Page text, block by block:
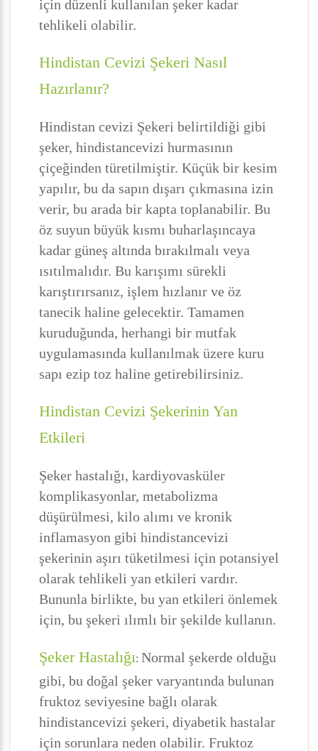
için düzenli kullanılan şeker kadar
tehlikeli olabilir.
Hindistan Cevizi Şekeri Nasıl
Hazırlanır?
Hindistan cevizi Şekeri belirtildiği gibi
şeker, hindistancevizi hurmasının
çiçeğinden türetilmiştir. Küçük bir kesim
yapılır, bu da sapın dışarı çıkmasına izin
verir, bu arada bir kapta toplanabilir. Bu
öz suyun büyük kısmı buharlaşıncaya
kadar güneş altında bırakılmalı veya
ısıtılmalıdır. Bu karışımı sürekli
karıştırırsanız, işlem hızlanır ve öz
tanecik haline gelecektir. Tamamen
kuruduğunda, herhangi bir mutfak
uygulamasında kullanılmak üzere kuru
sapı ezip toz haline getirebilirsiniz.
Hindistan Cevizi Şekerinin Yan
Etkileri
Şeker hastalığı, kardiyovasküler
komplikasyonlar, metabolizma
düşürülmesi, kilo alımı ve kronik
inflamasyon gibi hindistancevizi
şekerinin aşırı tüketilmesi için potansiyel
olarak tehlikeli yan etkileri vardır.
Bununla birlikte, bu yan etkileri önlemek
için, bu şekeri ılımlı bir şekilde kullanın.
Şeker Hastalığı: Normal şekerde olduğu
gibi, bu doğal şeker varyantında bulunan
fruktoz seviyesine bağlı olarak
hindistancevizi şekeri, diyabetik hastalar
için sorunlara neden olabilir. Fruktoz